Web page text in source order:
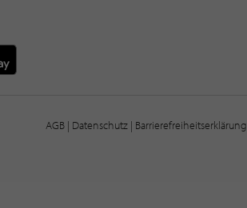
AGB | Datenschutz | Barrierefreiheitserklärung